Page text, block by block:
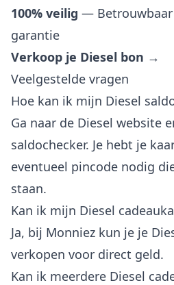
100% veilig —
garantie
Verkoop je Diesel bon →
Veelgestelde vragen
Hoe kan ik mijn Diesel
Ga naar de Diesel website
saldochecker. Je hebt je
eventueel pincode nodig
staan.
Kan ik mijn Diesel
Ja, bij Monniez kun je je
verkopen voor direct geld.
Kan ik meerdere Diesel